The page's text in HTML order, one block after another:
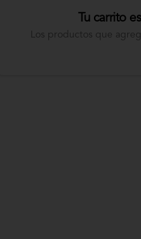
Tu carrito
Los productos que